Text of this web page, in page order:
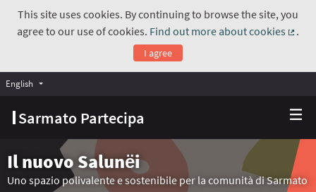
This site uses cookies. By continuing to browse the site, you
agree to our use of cookies. Find out more about cookies
.
I agree
Sarmato Partecipa
English Choose language
Il nuovo Salunёi
Uno spazio polivalente e sostenibile per la comunità di Sarmato